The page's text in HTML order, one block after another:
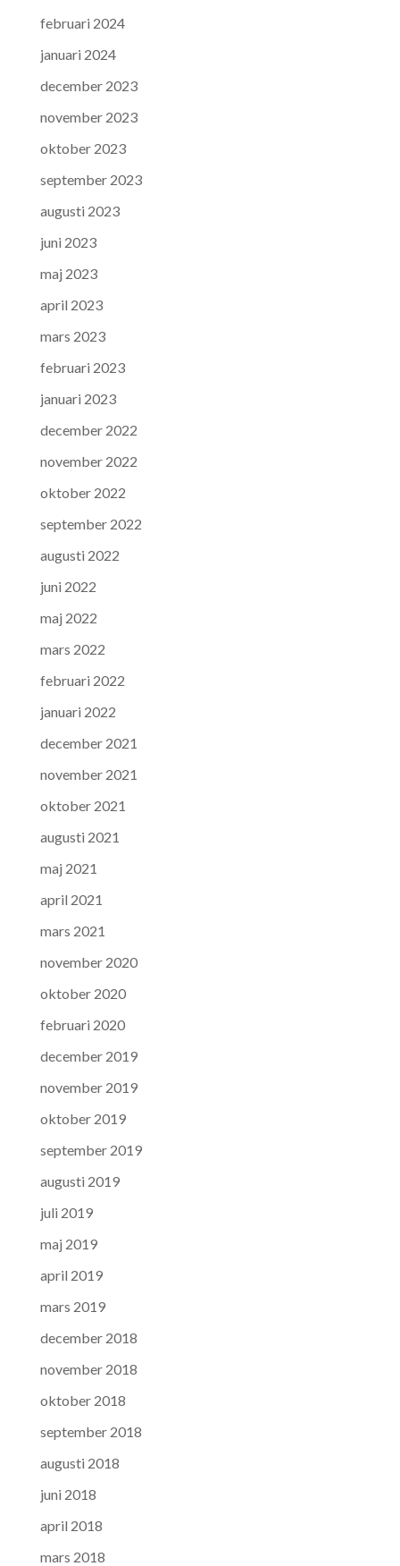
februari 2024
januari 2024
december 2023
november 2023
oktober 2023
september 2023
augusti 2023
juni 2023
maj 2023
april 2023
mars 2023
februari 2023
januari 2023
december 2022
november 2022
oktober 2022
september 2022
augusti 2022
juni 2022
maj 2022
mars 2022
februari 2022
januari 2022
december 2021
november 2021
oktober 2021
augusti 2021
maj 2021
april 2021
mars 2021
november 2020
oktober 2020
februari 2020
december 2019
november 2019
oktober 2019
september 2019
augusti 2019
juli 2019
maj 2019
april 2019
mars 2019
december 2018
november 2018
oktober 2018
september 2018
augusti 2018
juni 2018
april 2018
mars 2018